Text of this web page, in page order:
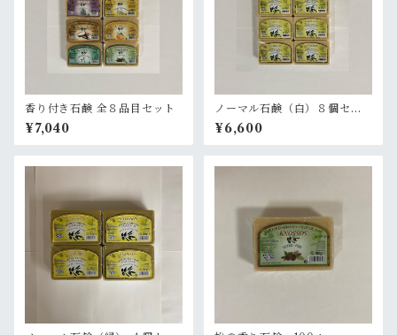
香り付き石鹸 全８品目セット
¥7,040
ノーマル石鹸（白）８個セッ
ト
¥6,600